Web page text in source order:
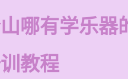
哪有学乐器
教程